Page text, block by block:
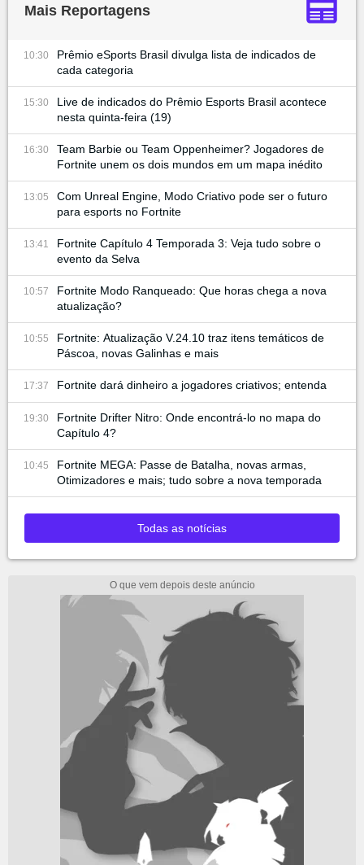
Mais Reportagens
10:30
Prêmio eSports Brasil divulga lista de indicados de
cada categoria
15:30
Live de indicados do Prêmio Esports Brasil acontece
nesta quinta-feira (19)
16:30
Team Barbie ou Team Oppenheimer? Jogadores de
Fortnite unem os dois mundos em um mapa inédito
13:05
Com Unreal Engine, Modo Criativo pode ser o futuro
para esports no Fortnite
13:41
Fortnite Capítulo 4 Temporada 3: Veja tudo sobre o
evento da Selva
10:57
Fortnite Modo Ranqueado: Que horas chega a nova
atualização?
10:55
Fortnite: Atualização V.24.10 traz itens temáticos de
Páscoa, novas Galinhas e mais
17:37 Fortnite dará dinheiro a jogadores criativos; entenda
19:30
Fortnite Drifter Nitro: Onde encontrá-lo no mapa do
Capítulo 4?
10:45
Fortnite MEGA: Passe de Batalha, novas armas,
Otimizadores e mais; tudo sobre a nova temporada
Todas as notícias